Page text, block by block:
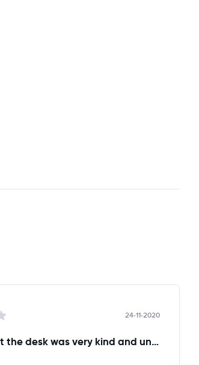
24-11-2020
the lady at the desk was very kind and understanding!